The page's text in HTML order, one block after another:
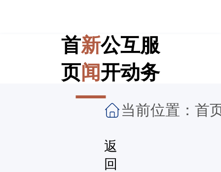
首
页
新
闻
公
开
互
动
服
务
当前位置： 首
返
回